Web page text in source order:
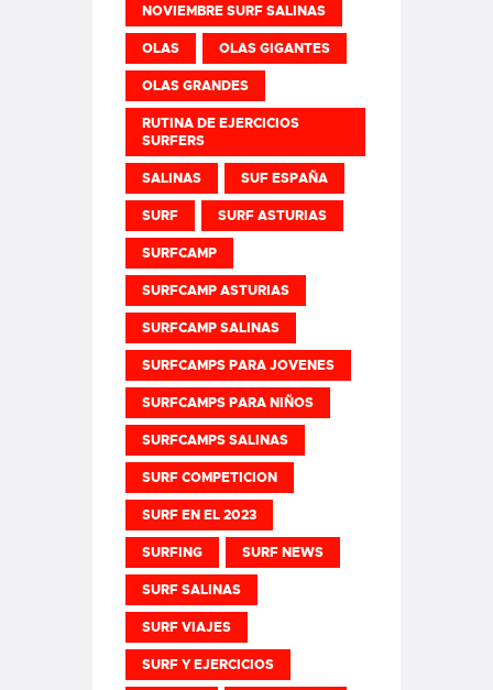
NOVIEMBRE SURF SALINAS
OLAS OLAS GIGANTES
OLAS GRANDES
RUTINA DE EJERCICIOS
SURFERS
SALINAS SUF ESPAÑA
SURF SURF ASTURIAS
SURFCAMP
SURFCAMP ASTURIAS
SURFCAMP SALINAS
SURFCAMPS PARA JOVENES
SURFCAMPS PARA NIÑOS
SURFCAMPS SALINAS
SURF COMPETICION
SURF EN EL 2023
SURFING SURF NEWS
SURF SALINAS
SURF VIAJES
SURF Y EJERCICIOS